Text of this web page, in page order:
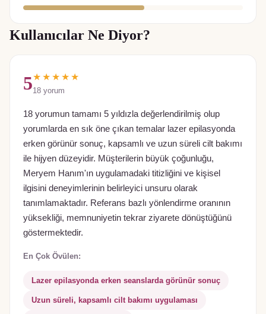
Kullanıcılar Ne Diyor?
5★★★★★
18 yorum
18 yorumun tamamı 5 yıldızla değerlendirilmiş olup
yorumlarda en sık öne çıkan temalar lazer epilasyonda
erken görünür sonuç, kapsamlı ve uzun süreli cilt bakımı
ile hijyen düzeyidir. Müşterilerin büyük çoğunluğu,
Meryem Hanım'ın uygulamadaki titizliğini ve kişisel
ilgisini deneyimlerinin belirleyici unsuru olarak
tanımlamaktadır. Referans bazlı yönlendirme oranının
yüksekliği, memnuniyetin tekrar ziyarete dönüştüğünü
göstermektedir.
En Çok Övülen:
Lazer epilasyonda erken seanslarda görünür sonuç
Uzun süreli, kapsamlı cilt bakımı uygulaması